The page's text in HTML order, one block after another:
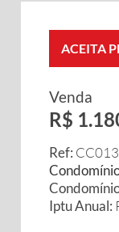
ACEITA
Venda
R$
Ref:
Iptu Anual: